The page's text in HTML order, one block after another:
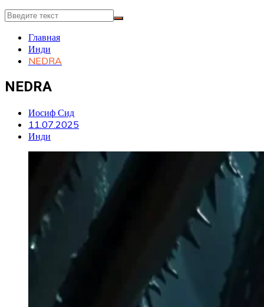
Главная
Инди
NEDRA
NEDRA
Иосиф Сид
11.07.2025
Инди